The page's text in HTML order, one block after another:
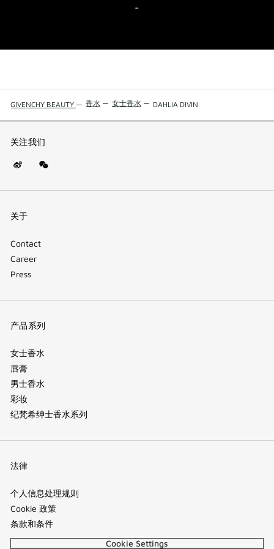
-
GIVENCHY BEAUTY — 香水 — 女士香水 — DAHLIA DIVIN
关注我们
Weibo
(new(QR
关于
Contact
Career
Press
产品系列
女士香水
唇膏
男士香水
彩妆
纪梵希绅士香水系列
法律
个人信息处理规则
Cookie 政策
条款和条件
Cookie Settings